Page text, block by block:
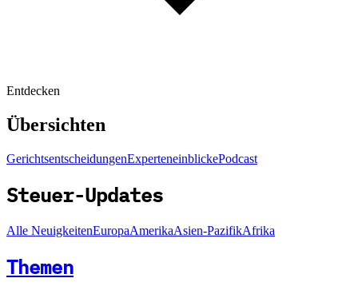
Entdecken
Übersichten
GerichtsentscheidungenExperteneinblickePodcast
Steuer-Updates
Alle NeuigkeitenEuropaAmerikaAsien-PazifikAfrika
Themen